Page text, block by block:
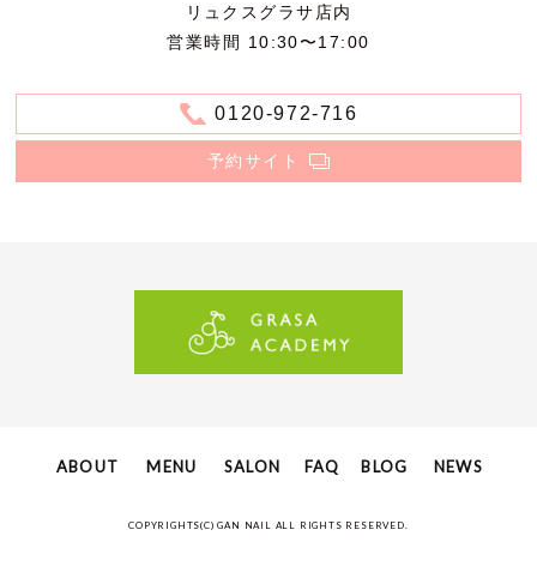
リュクスグラサ店内
営業時間 10:30〜17:00
0120-972-716
予約サイト
ABOUT MENU SALON FAQ BLOG NEWS
COPYRIGHTS(C) GAN NAIL ALL RIGHTS RESERVED.